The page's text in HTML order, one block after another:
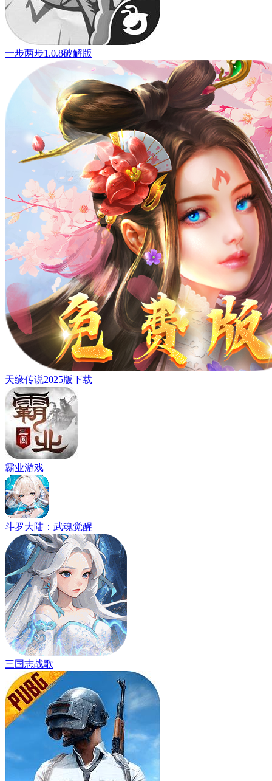
一步两步1.0.8破解版
天缘传说2025版下载
霸业游戏
斗罗大陆：武魂觉醒
三国志战歌